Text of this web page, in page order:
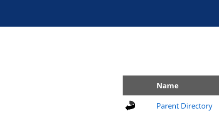
Name
Parent Directory